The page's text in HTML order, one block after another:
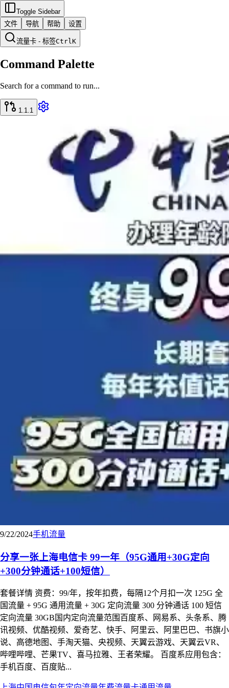
Toggle Sidebar
文件
导航 帮助 设置
流量卡 - 标签CtrlK
Command Palette
Search for a command to run...
1.1.1
9/22/2024手机流量
分享一张上海电信卡 99一年（95G通用+30G定向
+300分钟通话+100短信）
套餐详情 资费：99/年，按年扣费，每隔12个月扣一次 125G 全
国流量 + 95G 通用流量 + 30G 定向流量 300 分钟通话 100 短信
定向流量 30GB国内定向流量范围百度系、网易系、头条系、腾
讯视频、优酷视频、爱奇艺、快手、阿里云、阿里巴巴、书旗小
说、高德地图、手淘天猫、央视频、天翼云游戏、天翼云VR、
哔哩哔哩、芒果TV、喜马拉雅、王者荣耀。 百度系应用包含：
手机百度、百度贴...